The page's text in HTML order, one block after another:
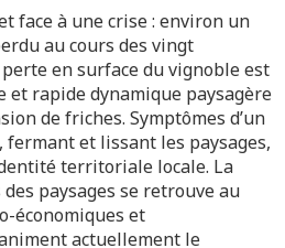
face à une crise : environ un
au cours des vingt
en surface du vignoble est
et rapide dynamique paysagère
de friches. Symptômes d’un
fermant et lissant les paysages,
territoriale locale. La
paysages se retrouve au
économiques et
actuellement le